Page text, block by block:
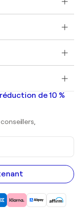
de 10 %